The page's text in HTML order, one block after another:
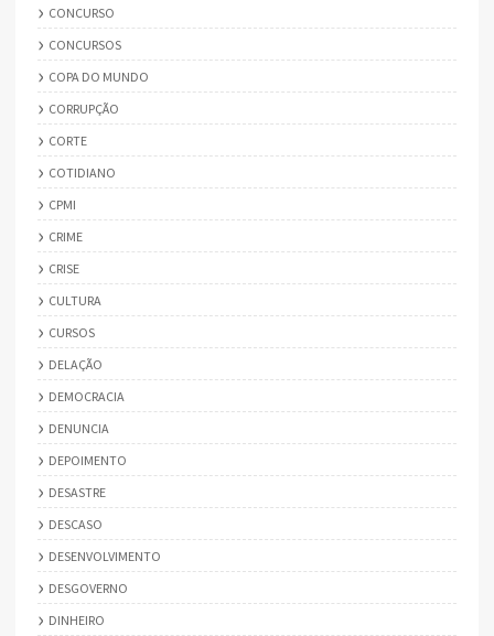
CONCURSO
CONCURSOS
COPA DO MUNDO
CORRUPÇÃO
CORTE
COTIDIANO
CPMI
CRIME
CRISE
CULTURA
CURSOS
DELAÇÃO
DEMOCRACIA
DENUNCIA
DEPOIMENTO
DESASTRE
DESCASO
DESENVOLVIMENTO
DESGOVERNO
DINHEIRO